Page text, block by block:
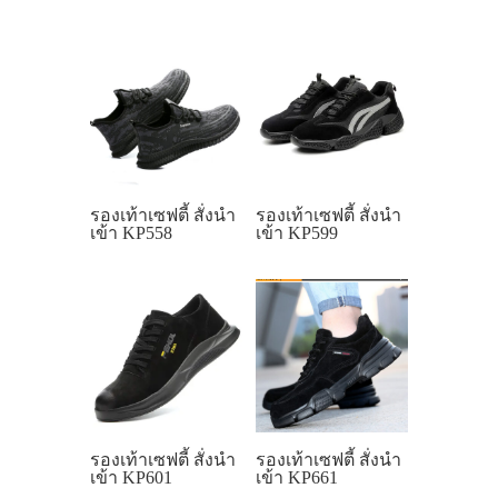
รองเท้าเซฟตี้ สั่งนำ
เข้า KP558
รองเท้าเซฟตี้ สั่งนำ
เข้า KP599
รองเท้าเซฟตี้ สั่งนำ
เข้า KP601
รองเท้าเซฟตี้ สั่งนำ
เข้า KP661